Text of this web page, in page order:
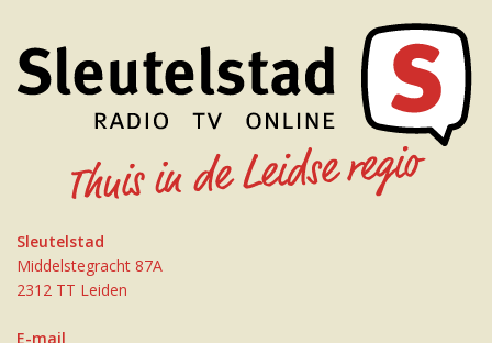
Sleutelstad
Middelstegracht 87A
2312 TT Leiden
E-mail